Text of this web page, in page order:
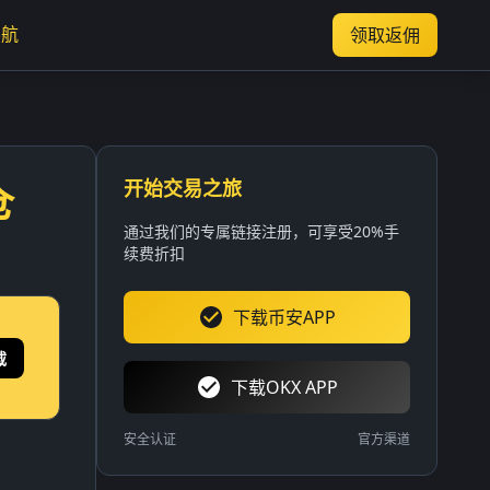
领取返佣
开始交易之旅
通过我们的专属链接注册，可享受20%手
续费折扣
下载币安APP
下载OKX APP
安全认证 官方渠道